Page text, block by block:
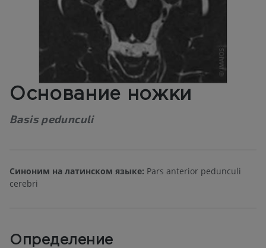
Основание ножки
Basis pedunculi
Синоним на латинском языке: Pars anterior pedunculi
cerebri
Определение